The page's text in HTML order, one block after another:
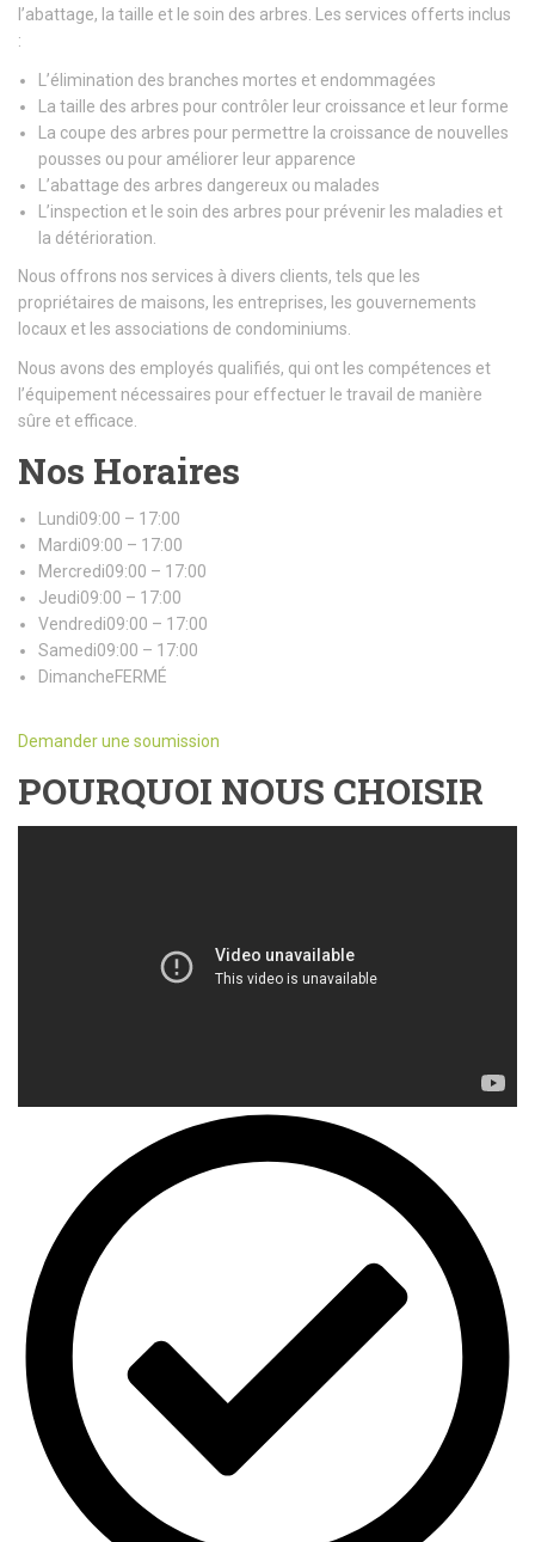
l’abattage, la taille et le soin des arbres. Les services offerts inclus
:
L’élimination des branches mortes et endommagées
La taille des arbres pour contrôler leur croissance et leur forme
La coupe des arbres pour permettre la croissance de nouvelles
pousses ou pour améliorer leur apparence
L’abattage des arbres dangereux ou malades
L’inspection et le soin des arbres pour prévenir les maladies et
la détérioration.
Nous offrons nos services à divers clients, tels que les
propriétaires de maisons, les entreprises, les gouvernements
locaux et les associations de condominiums.
Nous avons des employés qualifiés, qui ont les compétences et
l’équipement nécessaires pour effectuer le travail de manière
sûre et efficace.
Nos Horaires
Lundi09:00 – 17:00
Mardi09:00 – 17:00
Mercredi09:00 – 17:00
Jeudi09:00 – 17:00
Vendredi09:00 – 17:00
Samedi09:00 – 17:00
DimancheFERMÉ
Demander une soumission
POURQUOI NOUS CHOISIR